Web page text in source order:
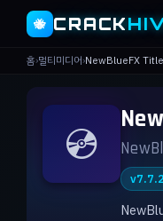
🐝 CRACK
홈›멀티미디어›NewBlueFX
💿